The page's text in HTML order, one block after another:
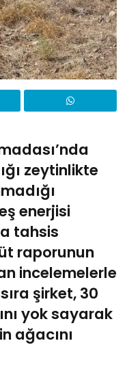
zeytinlikte
enerjisi
tahsis
raporunun
incelemelerle
şirket, 30
yok sayarak
ağacını